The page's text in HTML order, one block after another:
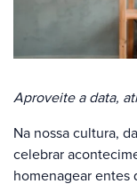
Aproveite a data,
Na nossa cultura,
celebrar
homenagear entes